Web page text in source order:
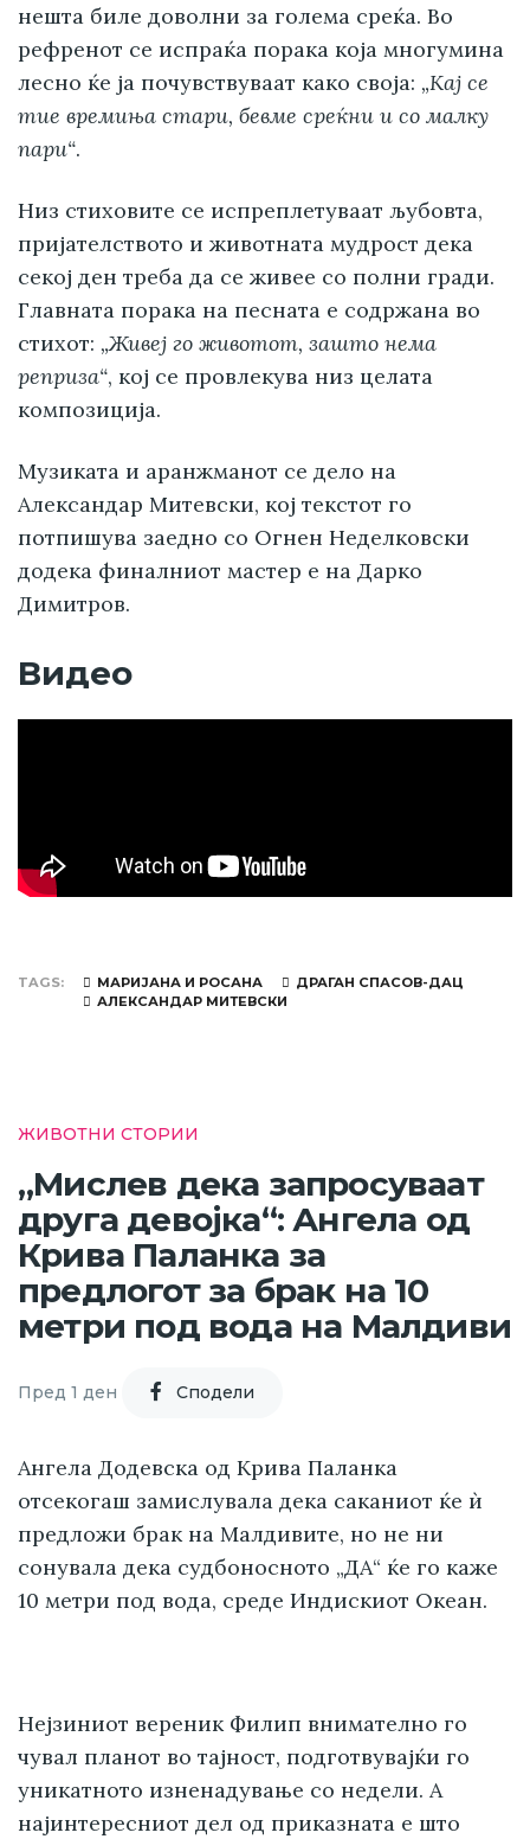
нешта биле доволни за голема среќа. Во
рефренот се испраќа порака која многумина
лесно ќе ја почувствуваат како своја: „Кај се
тие времиња стари, бевме среќни и со малку
пари“.
Низ стиховите се испреплетуваат љубовта,
пријателството и животната мудрост дека
секој ден треба да се живее со полни гради.
Главната порака на песната е содржана во
стихот: „Живеј го животот, зашто нема
реприза“, кој се провлекува низ целата
композиција.
Музиката и аранжманот се дело на
Александар Митевски, кој текстот го
потпишува заедно со Огнен Неделковски
додека финалниот мастер е на Дарко
Димитров.
Видео
TAGS МАРИЈАНА И РОСАНА
ДРАГАН СПАСОВ-ДАЦ
АЛЕКСАНДАР МИТЕВСКИ
ЖИВОТНИ СТОРИИ
„Мислев дека запросуваат
друга девојка“: Ангела од
Крива Паланка за
предлогот за брак на 10
метри под вода на Малдиви
Пред 1 ден Cподели
Ангела Додевска од Крива Паланка
отсекогаш замислувала дека саканиот ќе ѝ
предложи брак на Малдивите, но не ни
сонувала дека судбоносното „ДА“ ќе го каже
10 метри под вода, среде Индискиот Океан.
Нејзиниот вереник Филип внимателно го
чувал планот во тајност, подготвувајќи го
уникатното изненадување со недели. А
најинтересниот дел од приказната е што